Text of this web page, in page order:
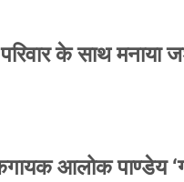
के साथ मनाया
आलोक पाण्डेय